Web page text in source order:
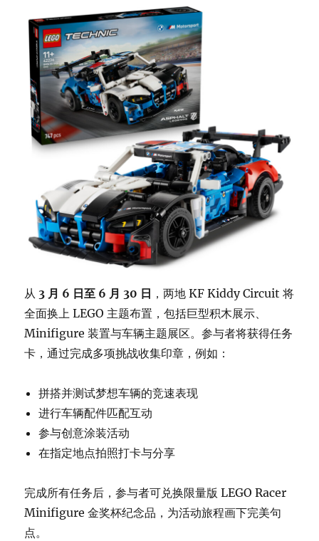
从 3 月 6 日至 6 月 30 日 ，两地 KF Kiddy Circuit 将
全面换上 LEGO 主题布置，包括巨型积木展示、
Minifigure 装置与车辆主题展区。参与者将获得任务
卡，通过完成多项挑战收集印章，例如：
拼搭并测试梦想车辆的竞速表现
进行车辆配件匹配互动
参与创意涂装活动
在指定地点拍照打卡与分享
完成所有任务后，参与者可兑换限量版 LEGO Racer
Minifigure 金奖杯纪念品，为活动旅程画下完美句
点。